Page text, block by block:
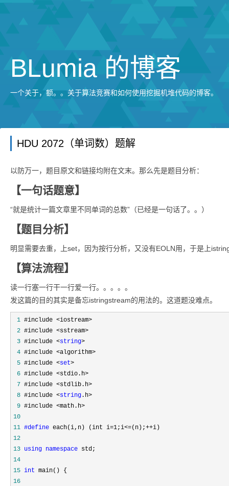
BLumia 的博客
一个关于，额。。关于算法竞赛和如何使用挖掘机堆代码的博客。
HDU 2072（单词数）题解
以防万一，题目原文和链接均附在文末。那么先是题目分析：
【一句话题意】
“就是统计一篇文章里不同单词的总数”（已经是一句话了。。）
【题目分析】
明显需要去重，上set，因为按行分析，又没有EOLN用，于是上
【算法流程】
读一行塞一行干一行爱一行。。。。。
发这篇的目的其实是备忘istringstream的用法的。这道题没难点。
1
2
3 #include <string
4
5 #include <set
6
7
8 #include <string
9
10
11 #define
12
13 using namespace
14
15 int
16